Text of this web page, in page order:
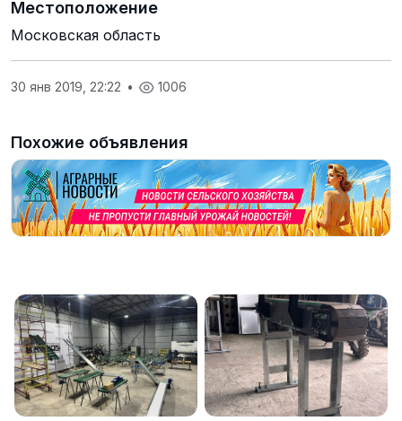
Местоположение
Московская область
30 янв 2019, 22:22 • 1006
Похожие объявления